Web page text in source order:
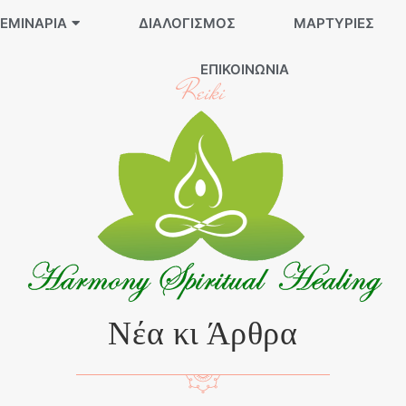
ΔΙΑΛΟΓΙΣΜΌΣ ΜΑΡΤΥΡΊΕΣ
ΕΠΙΚΟΙΝΩΝΊΑ
Reiki
Νέα κι Άρθρα